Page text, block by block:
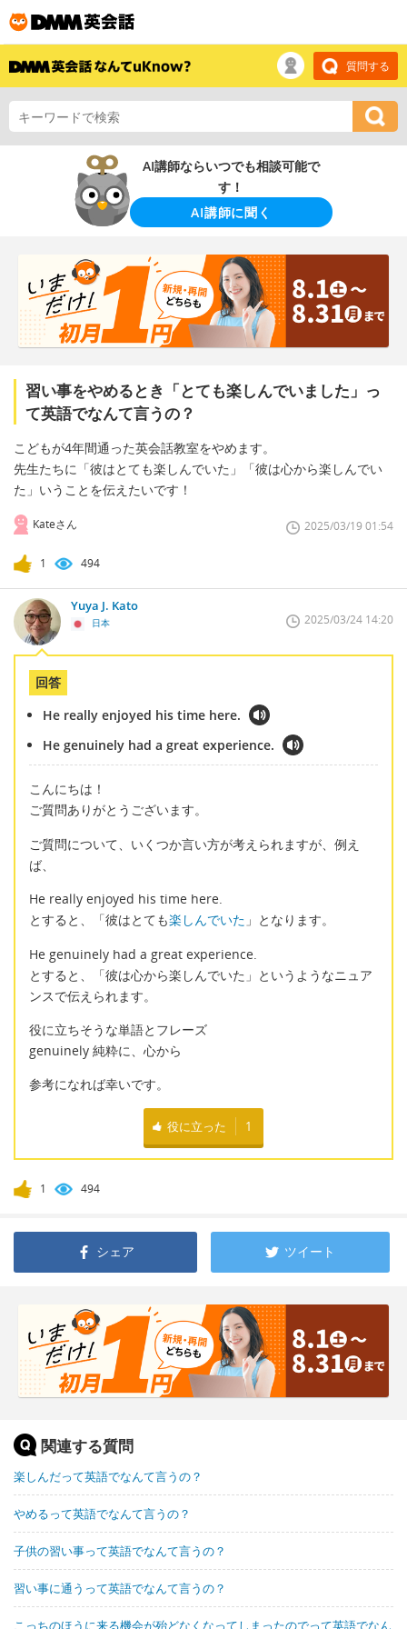
質問する
AI講師ならいつでも相談可能で
す！
AI講師に聞く
習い事をやめるとき「とても楽しんでいました」っ
て英語でなんて言うの？
こどもが4年間通った英会話教室をやめます。
先生たちに「彼はとても楽しんでいた」「彼は心から楽しんでい
た」いうことを伝えたいです！
Kateさん 2025/03/19 01:54
1 494
Yuya J. Kato
日本 2025/03/24 14:20
回答
He really enjoyed his time here.
He genuinely had a great experience.
こんにちは！
ご質問ありがとうございます。
ご質問について、いくつか言い方が考えられますが、例え
ば、
He really enjoyed his time here.
とすると、「彼はとても楽しんでいた 」となります。
He genuinely had a great experience.
とすると、「彼は心から楽しんでいた」というようなニュア
ンスで伝えられます。
役に立ちそうな単語とフレーズ
genuinely 純粋に、心から
参考になれば幸いです。
役に立った 1
1 494
シェア ツイート
関連する質問
楽しんだって英語でなんて言うの？
やめるって英語でなんて言うの？
子供の習い事って英語でなんて言うの？
習い事に通うって英語でなんて言うの？
こっちのほうに来る機会が殆どなくなってしまったのでって英語でなん